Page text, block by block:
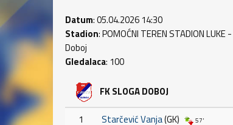
Datum: 05.04.2026 14:30
Stadion: POMOĆNI TEREN STADION LUKE -
Doboj
Gledalaca: 100
FK SLOGA DOBOJ
1 Starčević Vanja(GK) 57'